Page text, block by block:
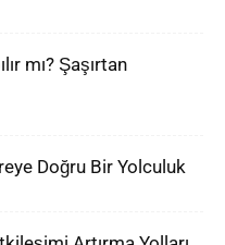
mı? Şaşırtan
Doğru Bir Yolculuk